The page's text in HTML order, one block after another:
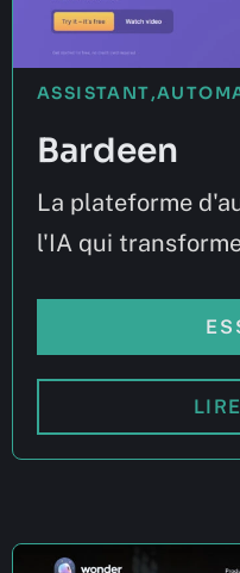
ASSISTANT,
Bardeen
La plateforme
l'IA qui